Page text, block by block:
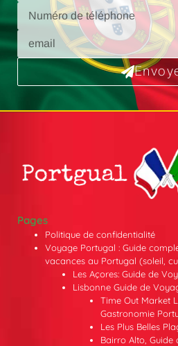
Pages
Politique de confidentialité
Voyage Portugal : Guide
vacances au Portugal (soleil,
Les Açores: Guide de
Lisbonne Guide de
Time Out Market
Gastronomie
Les Plus Belles
Bairro Alto, Guide